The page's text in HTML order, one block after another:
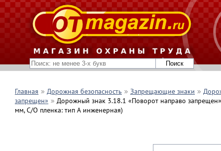
Главная Дорожная безопасность Запрещающие знаки
запрещен»
Дорожный знак 3.18.1 «Поворот направо
мм, С/О пленка: тип А инженерная)